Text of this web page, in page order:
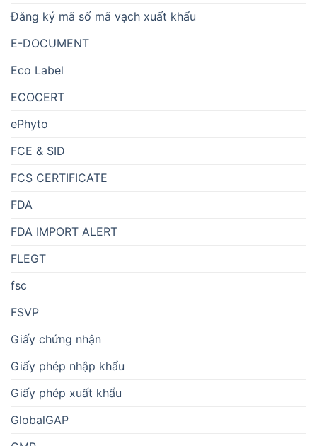
Đăng ký mã số mã vạch xuất khẩu
E-DOCUMENT
Eco Label
ECOCERT
ePhyto
FCE & SID
FCS CERTIFICATE
FDA
FDA IMPORT ALERT
FLEGT
fsc
FSVP
Giấy chứng nhận
Giấy phép nhập khẩu
Giấy phép xuất khẩu
GlobalGAP